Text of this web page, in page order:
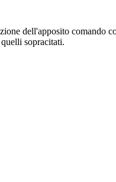
dell'apposito
sopracitati.